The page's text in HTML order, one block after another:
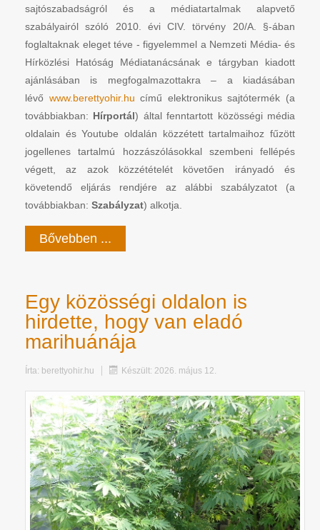
sajtószabadságról és a médiatartalmak alapvető
szabályairól szóló 2010. évi CIV. törvény 20/A. §-ában
foglaltaknak eleget téve - figyelemmel a Nemzeti Média- és
Hírközlési Hatóság Médiatanácsának e tárgyban kiadott
ajánlásában is megfogalmazottakra – a kiadásában
lévő www.berettyohir.hu című elektronikus sajtótermék (a
továbbiakban: Hírportál) által fenntartott közösségi média
oldalain és Youtube oldalán közzétett tartalmaihoz fűzött
jogellenes tartalmú hozzászólásokkal szembeni fellépés
végett, az azok közzétételét követően irányadó és
követendő eljárás rendjére az alábbi szabályzatot (a
továbbiakban: Szabályzat) alkotja.
Bővebben ...
Egy közösségi oldalon is
hirdette, hogy van eladó
marihuánája
Írta: berettyohir.hu Készült: 2026. május 12.